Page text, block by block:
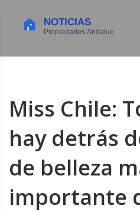
Miss Chile:
hay detrás
de belleza
importante